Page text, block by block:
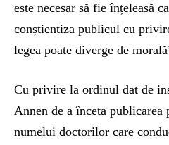
este necesar să fie înțeleasă
conștientiza publicul cu
legea poate diverge de
Cu privire la ordinul dat de
Annen de a înceta publicarea
numelui doctorilor care